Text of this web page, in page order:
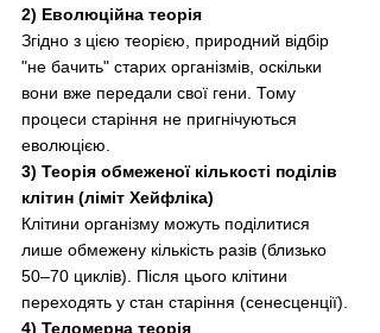
2) Еволюційна теорія
Згідно з цією теорією, природний відбір
"не бачить" старих організмів, оскільки
вони вже передали свої гени. Тому
процеси старіння не пригнічуються
еволюцією.
3) Теорія обмеженої кількості поділів
клітин (ліміт Хейфліка)
Клітини організму можуть поділитися
лише обмежену кількість разів (близько
50–70 циклів). Після цього клітини
переходять у стан старіння (сенесценції).
4) Теломерна теорія